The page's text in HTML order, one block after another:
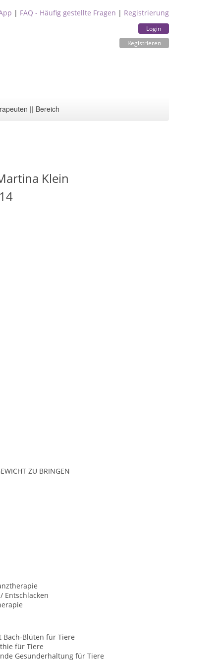
| FAQ - Häufig gestellte Fragen | Registrierung
Login
Registrieren
|| Bereich
Klein
ZU BRINGEN
Entschlacken
Bach-Blüten für Tiere
für Tiere
Gesunderhaltung für Tiere